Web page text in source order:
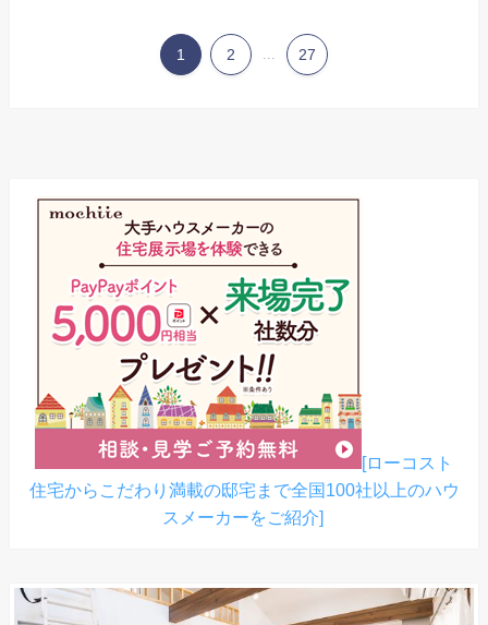
1 2 27
[ローコスト
住宅からこだわり満載の邸宅まで全国100社以上のハウ
スメーカーをご紹介]